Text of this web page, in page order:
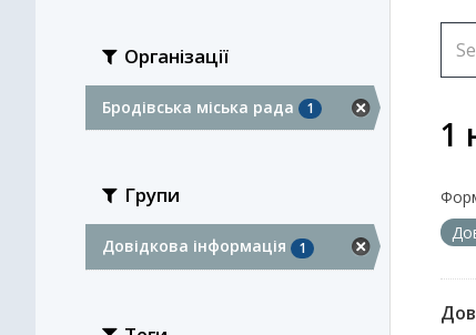
Організації
Бродівська міська рада 1
Групи
Довідкова інформація 1
1